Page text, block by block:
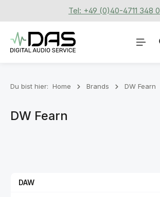
Zum Hauptinhalt springenTel: +49 (0)40-4711 348 0
Du bist hier: Home Brands DW Fearn
DW Fearn
DAW